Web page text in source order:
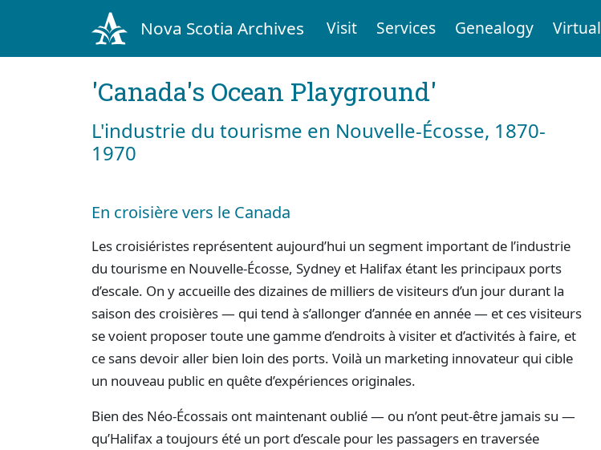
Nova Scotia Archives Visit Services Genealogy Virtual
'Canada's Ocean Playground'
L'industrie du tourisme en Nouvelle-Écosse, 1870-
1970
En croisière vers le Canada
Les croisiéristes représentent aujourd’hui un segment important de l’industrie
du tourisme en Nouvelle-Écosse, Sydney et Halifax étant les principaux ports
d’escale. On y accueille des dizaines de milliers de visiteurs d’un jour durant la
saison des croisières — qui tend à s’allonger d’année en année — et ces visiteurs
se voient proposer toute une gamme d’endroits à visiter et d’activités à faire, et
ce sans devoir aller bien loin des ports. Voilà un marketing innovateur qui cible
un nouveau public en quête d’expériences originales.
Bien des Néo-Écossais ont maintenant oublié — ou n’ont peut-être jamais su —
qu’Halifax a toujours été un port d’escale pour les passagers en traversée